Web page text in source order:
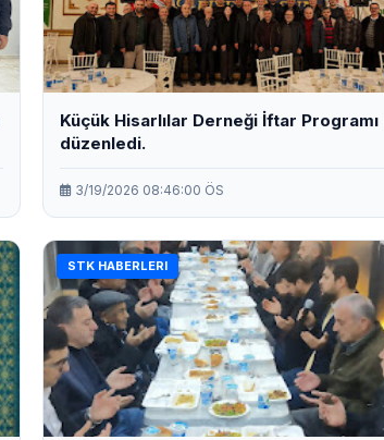
Küçük Hisarlılar Derneği İftar Programı
düzenledi.
3/19/2026 08:46:00 ÖS
STK HABERLERI